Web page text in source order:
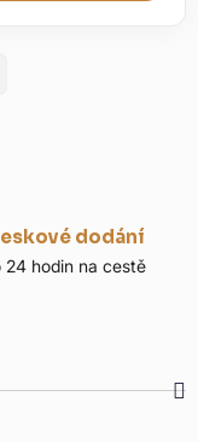
dodání
24 hodin na cestě